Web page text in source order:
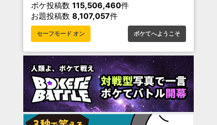
ボケ投稿数 115,506,460件
お題投稿数 8,107,057件
セーフモード オン ボケてへようこそ